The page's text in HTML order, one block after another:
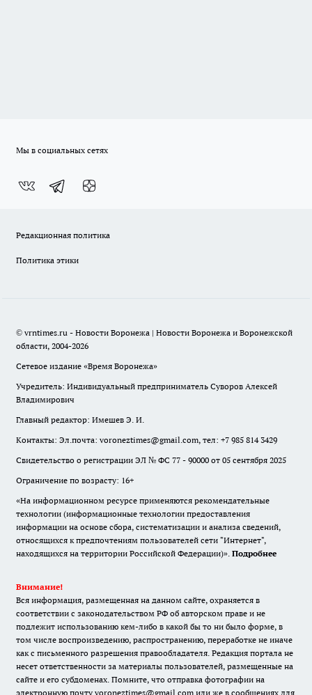
Мы в социальных сетях
Редакционная политика
Политика этики
© vrntimes.ru - Новости Воронежа | Новости Воронежа и Воронежской
области, 2004-2026
Сетевое издание «Время Воронежа»
Учредитель: Индивидуальный предприниматель Суворов Алексей
Владимирович
Главный редактор: Имешев Э. И.
Контакты: Эл.почта: voroneztimes@gmail.com, тел: +7 985 814 3429
Свидетельство о регистрации ЭЛ № ФС 77 - 90000 от 05 сентября 2025
Ограничение по возрасту: 16+
«На информационном ресурсе применяются рекомендательные
технологии (информационные технологии предоставления
информации на основе сбора, систематизации и анализа сведений,
относящихся к предпочтениям пользователей сети "Интернет",
находящихся на территории Российской Федерации)». Подробнее
Внимание!
Вся информация, размещенная на данном сайте, охраняется в
соответствии с законодательством РФ об авторском праве и не
подлежит использованию кем-либо в какой бы то ни было форме, в
том числе воспроизведению, распространению, переработке не иначе
как с письменного разрешения правообладателя. Редакция портала не
несет ответственности за материалы пользователей, размещенные на
сайте и его субдоменах. Помните, что отправка фотографии на
электронную почту voroneztimes@gmail.com или же в сообщениях для